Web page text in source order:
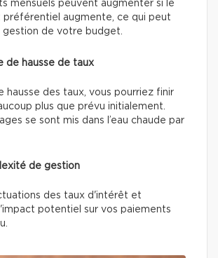
mensuels peuvent augmenter si le
augmente, ce qui peut
gestion de votre budget.
de hausse de taux
hausse des taux, vous pourriez finir
plus que prévu initialement.
se sont mis dans l’eau chaude par
de gestion
des taux d'intérêt et
potentiel sur vos paiements